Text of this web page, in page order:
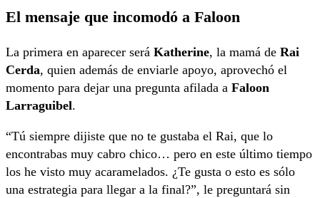
El mensaje que incomodó a Faloon
La primera en aparecer será Katherine, la mamá de Rai
Cerda, quien además de enviarle apoyo, aprovechó el
momento para dejar una pregunta afilada a Faloon
Larraguibel.
“Tú siempre dijiste que no te gustaba el Rai, que lo
encontrabas muy cabro chico… pero en este último tiempo
los he visto muy acaramelados. ¿Te gusta o esto es sólo
una estrategia para llegar a la final?”, le preguntará sin